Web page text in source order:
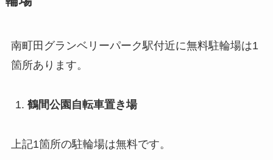
南町田グランベリーパーク駅付近に無料駐輪場は1
箇所あります。
鶴間公園自転車置き場
上記1箇所の駐輪場は無料です。